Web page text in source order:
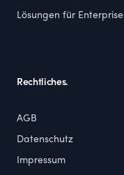
Lösungen für Enterprise
Rechtliches.
AGB
Datenschutz
Impressum